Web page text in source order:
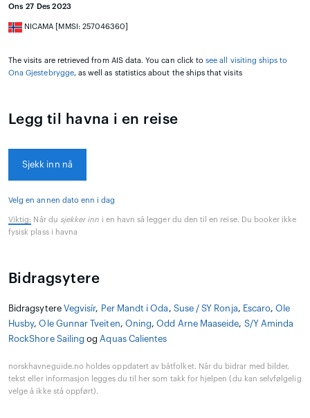
Ons 27 Des 2023
NICAMA [MMSI: 257046360]
The visits are retrieved from AIS data. You can click tosee all visiting ships to
Ona Gjestebrygge, as well as statistics about the ships that visits
Legg til havna i en reise
Sjekk inn nå
Velg en annen dato enn i dag
Viktig: Når du sjekker inn i en havn så legger du den til en reise. Du booker ikke
fysisk plass i havna
Bidragsytere
Bidragsytere Vegvisír, Per Mandt i Oda , Suse / SY Ronja, Escaro,Ole
Husby,Ole Gunnar Tveiten, Oning,Odd Arne Maaseide, S/Y Aminda
RockShore Sailing og Aquas Calientes
norskhavneguide.no holdes oppdatert av båtfolket. Når du bidrar med bilder,
tekst eller informasjon legges du til her som takk for hjelpen (du kan selvfølgelig
velge å ikke stå oppført).